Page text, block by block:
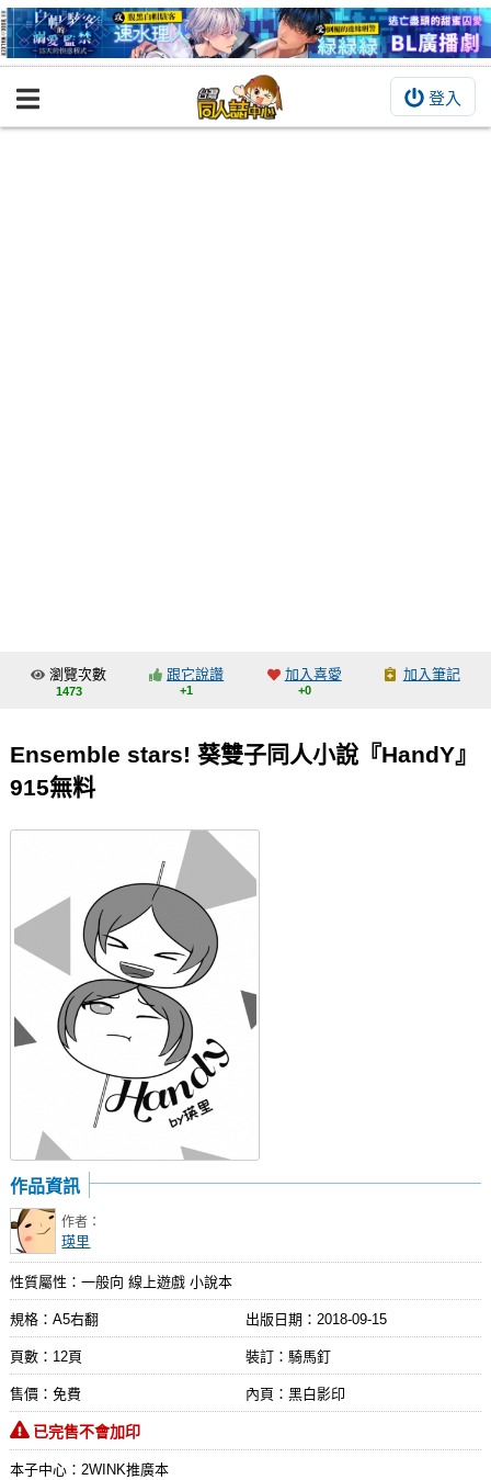
登入
BOOKY書集倉庫
交流中心
會員功能選單
登入
瀏覽次數
1473
跟它說讚
+1
加入喜愛
+0
加入筆記
Ensemble stars! 葵雙子同人小說『HandY』
915無料
作品資訊
作者：
瑛里
性質屬性：一般向 線上遊戲 小說本
規格：A5右翻 出版日期： 2018-09-15
頁數：12頁 裝訂：騎馬釘
售價：免費 內頁：黑白影印
已完售不會加印
本子中心：2WINK推廣本